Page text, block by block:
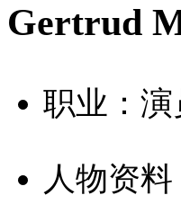
Gertrud
职业：演
人物资料